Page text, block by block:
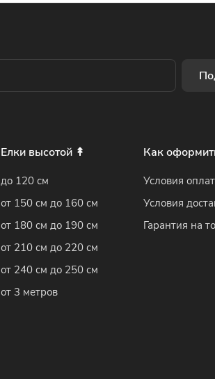
Елки высотой ↟
до 120 см
от 150 см до 160 см
от 180 см до 190 см
от 210 см до 220 см
от 240 см до 250 см
от 3 метров
Как
Условия
Условия
Гарантия на